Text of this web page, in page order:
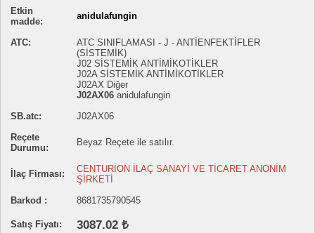
Etkin
madde:
anidulafungin
ATC:
ATC SINIFLAMASI - J - ANTİENFEKTİFLER
(SİSTEMİK)
J02 SİSTEMİK ANTİMİKOTİKLER
J02A SİSTEMİK ANTİMİKOTİKLER
J02AX Diğer
J02AX06 anidulafungin
SB.atc:
J02AX06
Reçete
Durumu:
Beyaz Reçete ile satılır.
İlaç Firması:
CENTURİON İLAÇ SANAYİ VE TİCARET ANONİM
ŞİRKETİ
Barkod :
8681735790545
Satış Fiyatı: 3087.02 ₺